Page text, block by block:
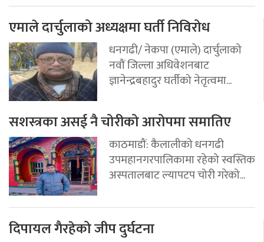
एमाले दार्चुलाको अध्यक्षमा घर्ती निविरोध
धनगढी/ नेकपा (एमाले) दार्चुलाको
नवौं जिल्ला अधिवेशनबाट
ज्ञानेन्द्रबहादुर घर्तीको नेतृत्वमा...
सशस्त्रका असई नै चोरीको आरोपमा समातिए
काठमाडौं: कैलालीको धनगढी
उपमहानगरपालिकामा रहेको स्वस्तिक
अस्पतालबाट ल्यापटप चोरी गरेको...
दिपायल गैरहेको जीप दुर्घटना